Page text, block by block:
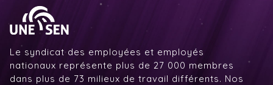
Le syndicat des employées et employés
nationaux représente plus de 27 000 membres
dans plus de 73 milieux de travail différents. Nos